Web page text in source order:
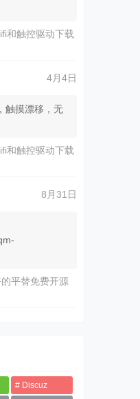
和触控驱动下载
4月4日
触摸漂移，无
和触控驱动下载
8月31日
平替免费开源
Discuz